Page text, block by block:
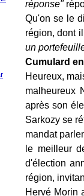
réponse"
Qu'on se le
région, dont
un
Cumulard
Heureux,
malheureux
après son
Sarkozy se
mandat
le meilleur
d'élection
région,
Hervé Morin